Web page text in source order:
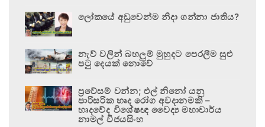
ලෝකයේ අඩුවෙන්ම නිදා ගන්නා ජාතිය?
නැව් වලින් බහලුම් මුහුදට පෙරලීම සුළු
පටු දෙයක් නොවේ
ප්‍රවේසම් වන්න; එල් නිනෝ යනු
පාරිසරික හෘද රෝග අවදානමකි –
හෘදවේද විශේෂඥ වෛද්‍ය මහාචාර්ය
නාමල් විජයසිංහ